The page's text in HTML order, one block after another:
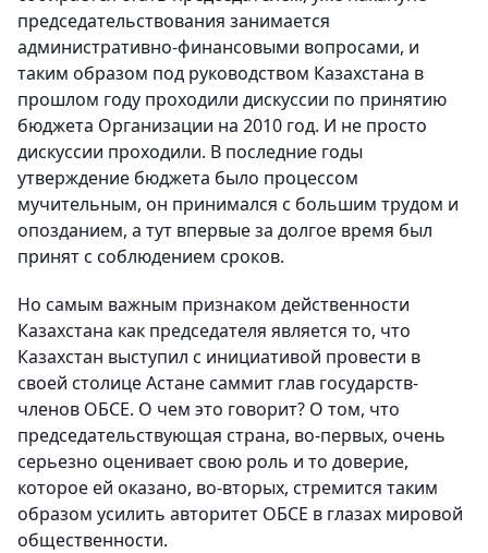
председательствования занимается
административно-финансовыми вопросами, и
таким образом под руководством Казахстана в
прошлом году проходили дискуссии по принятию
бюджета Организации на 2010 год. И не просто
дискуссии проходили. В последние годы
утверждение бюджета было процессом
мучительным, он принимался с большим трудом и
опозданием, а тут впервые за долгое время был
принят с соблюдением сроков.
Но самым важным признаком действенности
Казахстана как председателя является то, что
Казахстан выступил с инициативой провести в
своей столице Астане саммит глав государств-
членов ОБСЕ. О чем это говорит? О том, что
председательствующая страна, во-первых, очень
серьезно оценивает свою роль и то доверие,
которое ей оказано, во-вторых, стремится таким
образом усилить авторитет ОБСЕ в глазах мировой
общественности.